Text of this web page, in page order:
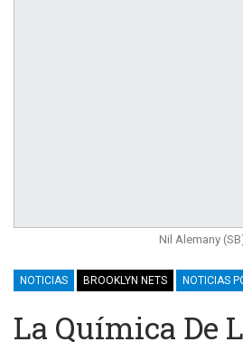
Nil Alemany
NOTICIAS BROOKLYN NETS NOTICIAS
La Química De